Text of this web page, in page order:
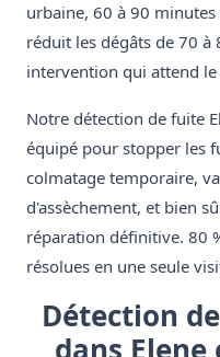
urbaine, 60 à 90
réduit les dégâts de 70 à
intervention qui attend
Notre détection de fuite
équipé pour stopper les
colmatage temporaire,
d'assèchement, et bien
réparation définitive. 80
résolues en une seule
Détection